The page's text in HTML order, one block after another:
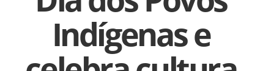
Indígenas e